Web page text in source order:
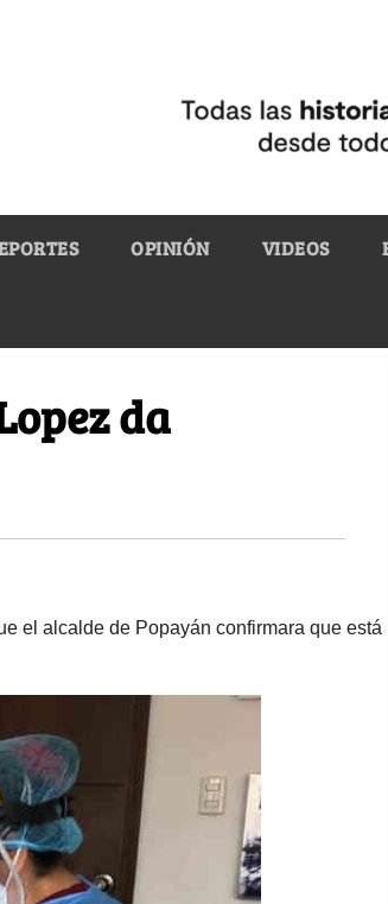
OPINIÓN VIDEOS
da
el alcalde de Popayán confirmara que está